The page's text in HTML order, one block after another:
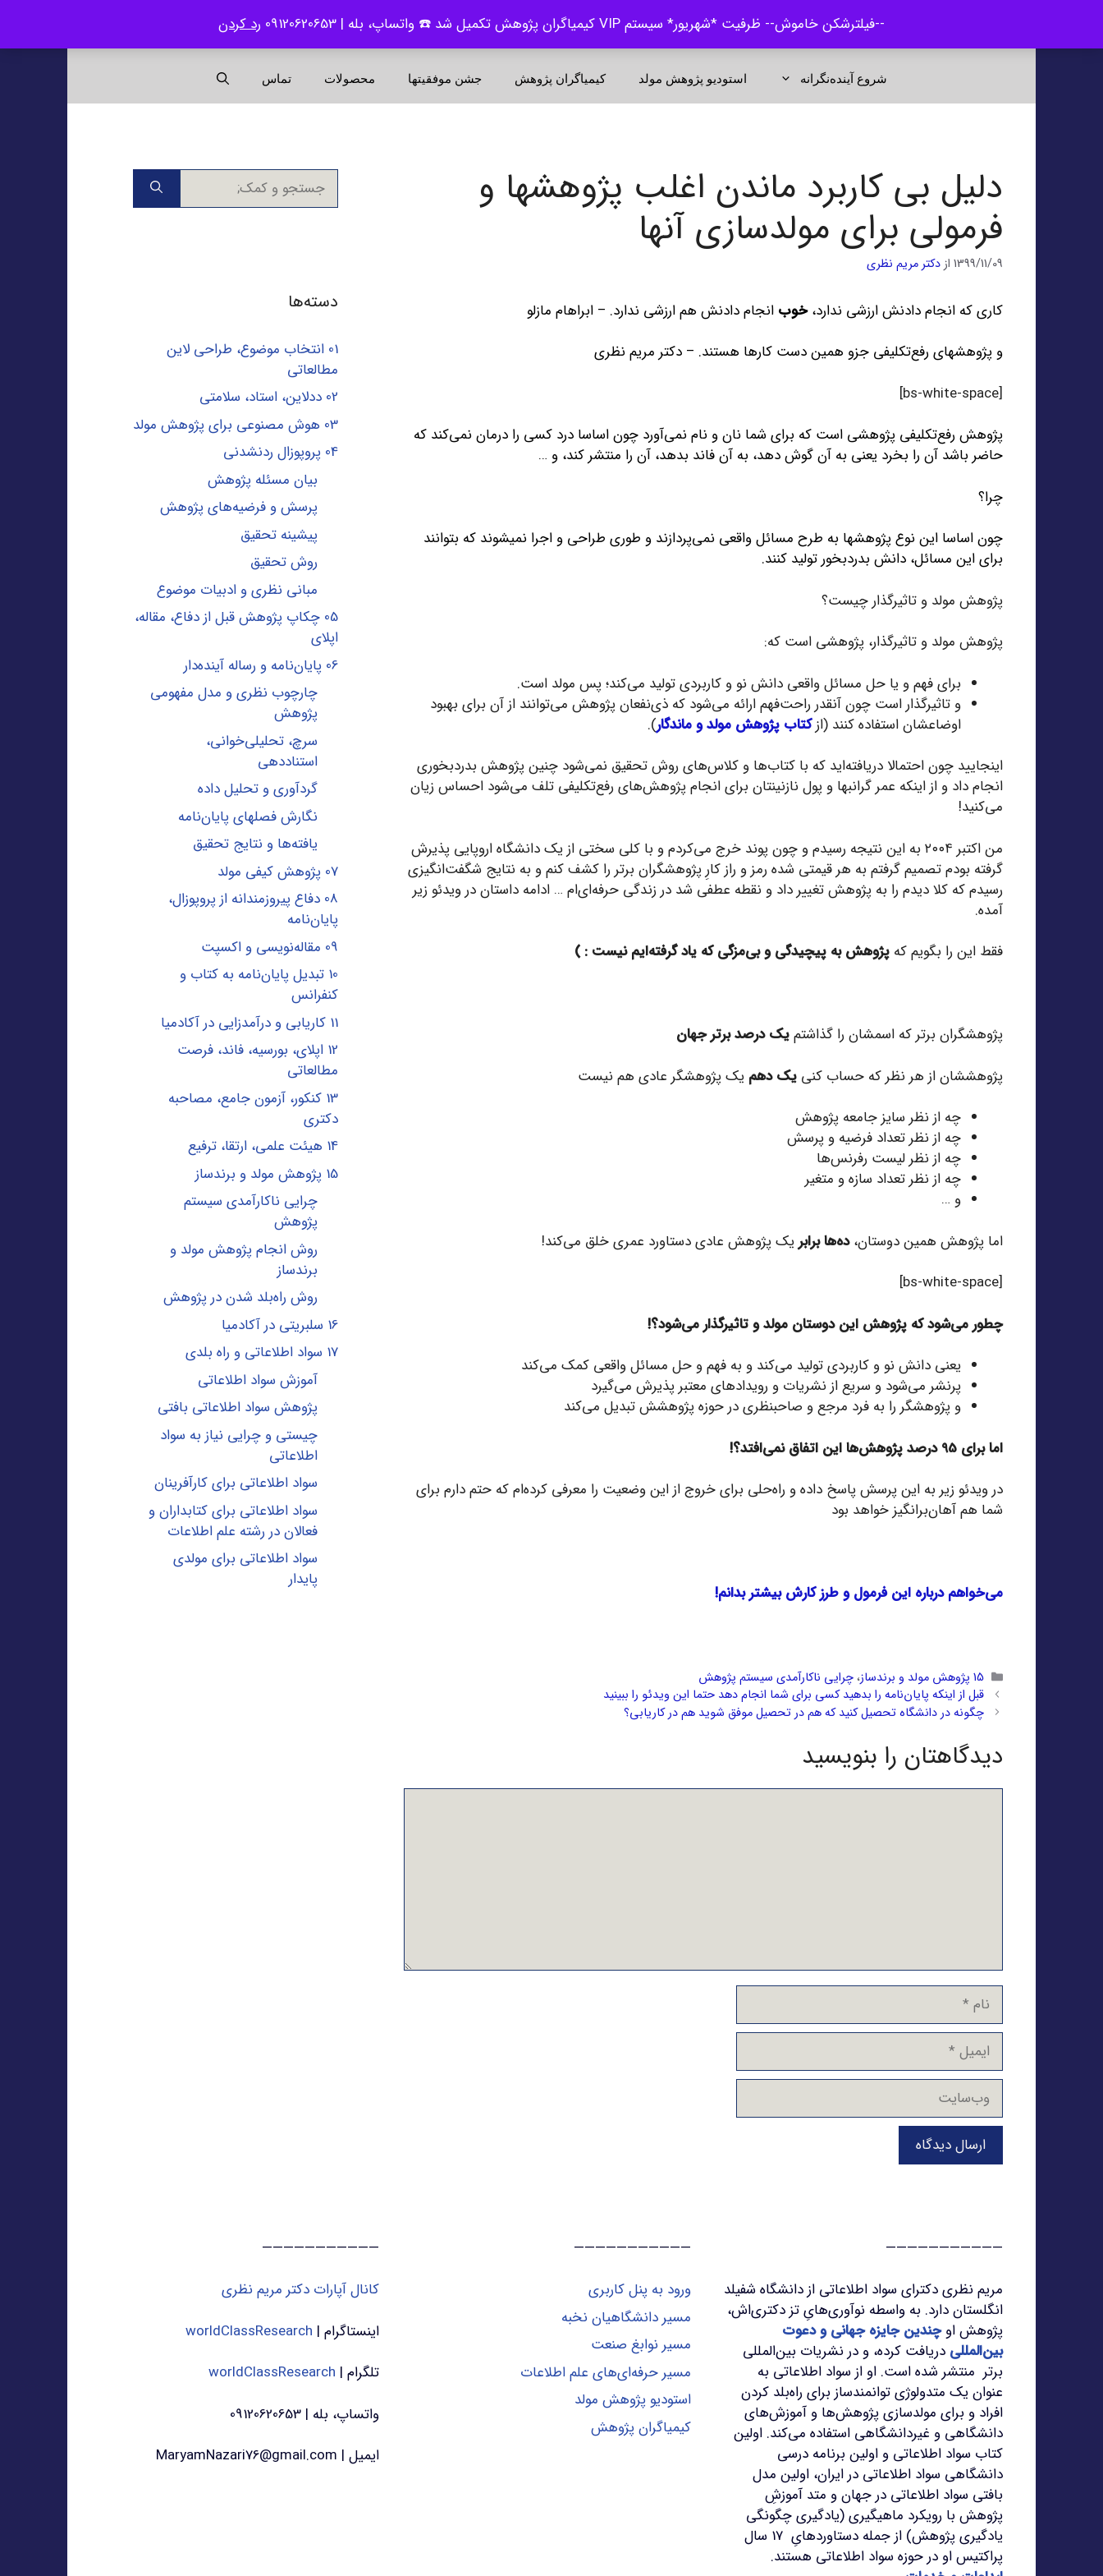
--فیلترشکن خاموش-- ظرفیت *شهریور* سیستم VIP کیمیاگران پژوهش تکمیل شد ☎️ واتساپ، بله | 09120620653 رد کردن
محتوا
شروع آینده‌نگرانه استودیو پژوهش مولد کیمیاگران پژوهش جشن موفقیتها محصولات تماس
دلیل بی کاربرد ماندن اغلب پژوهشها و
فرمولی برای مولدسازی آنها
1399/11/09 ازدکتر مریم نظری
کاری که انجام دادنش ارزشی ندارد،خوب انجام دادنش هم ارزشی ندارد. – ابراهام مازلو
و پژوهشهای رفع‌تکلیفی جزو همین دست کارها هستند. – دکتر مریم نظری
[bs-white-space]
پژوهش رفع‌تکلیفی پژوهشی است که برای شما نان و نام نمی‌آورد چون اساسا درد کسی را درمان نمی‌کند که
حاضر باشد آن را بخرد یعنی به آن گوش دهد، به آن فاند بدهد، آن را منتشر کند، و …
چرا؟
چون اساسا این نوع پژوهشها به طرح مسائل واقعی نمی‌پردازند و طوری طراحی و اجرا نمیشوند که بتوانند
برای این مسائل، دانش بدردبخور تولید کنند.
پژوهش مولد و تاثیرگذار چیست؟
پژوهش مولد و تاثیرگذار، پژوهشی است که:
برای فهم و یا حل مسائل واقعی دانش نو و کاربردی تولید می‌کند؛ پس مولد است.
و تاثیرگذار است چون آنقدر راحت‌فهم ارائه می‌شود که ذی‌نفعان پژوهش می‌توانند از آن برای بهبود
اوضاعشان استفاده کنند (ازکتاب پژوهش مولد و ماندگار).
اینجایید چون احتمالا دریافته‌اید که با کتاب‌ها و کلاس‌های روش تحقیق نمی‌شود چنین پژوهش بدردبخوری
انجام داد و از اینکه عمر گرانبها و پول نازنینتان برای انجام پژوهش‌های رفع‌تکلیفی تلف می‌شود احساس زیان
می‌کنید!
من اکتبر ۲۰۰۴ به این نتیجه رسیدم و چون پوند خرج می‌کردم و با کلی سختی از یک دانشگاه اروپایی پذیرش
گرفته بودم تصمیم گرفتم به هر قیمتی شده رمز و راز کارِ پژوهشگران برتر را کشف کنم و به نتایج شگفت‌انگیزی
رسیدم که کلا دیدم را به پژوهش تغییر داد و نقطه عطفی شد در زندگی حرفه‌ای‌ام … ادامه داستان در ویدئو زیر
آمده.
فقط این را بگویم که پژوهش به پیچیدگی و بی‌مزگی که یاد گرفته‌ایم نیست : )
پژوهشگران برتر که اسمشان را گذاشتمیک درصد برتر جهان
پژوهششان از هر نظر که حساب کنی یک دهم یک پژوهشگر عادی هم نیست
چه از نظر سایز جامعه پژوهش
چه از نظر تعداد فرضیه و پرسش
چه از نظر لیست رفرنس‌ها
چه از نظر تعداد سازه و متغیر
و …
اما پژوهش همین دوستان،ده‌ها برابریک پژوهش عادی دستاورد عمری خلق می‌کند!
[bs-white-space]
چطور می‌شود که پژوهش این دوستان مولد و تاثیرگذار می‌شود؟!
یعنی دانش نو و کاربردی تولید می‌کند و به فهم و حل مسائل واقعی کمک می‌‌کند
پرنشر می‌شود و سریع از نشریات و رویدادهای معتبر پذیرش می‌گیرد
و پژوهشگر را به فرد مرجع و صاحبنظری در حوزه پژوهشش تبدیل می‌کند
اما برای 95 درصد پژوهش‌ها این اتفاق نمی‌افتد؟
!
در ویدئو زیر به این پرسش پاسخ داده و راه‌حلی برای خروج از این وضعیت را معرفی کرده‌ام که حتم دارم برای
شما هم آهان‌برانگیز خواهد بود
می‌خواهم درباره این فرمول و طرز کارش بیشتر بدانم!
دسته‌ها
15 پژوهش مولد و برندساز ،چرایی ناکارآمدی سیستم پژوهش
قبل از اینکه پایان‌نامه را بدهید کسی برای شما انجام دهد حتما این ویدئو را ببینید
چگونه در دانشگاه تحصیل کنید که هم در تحصیل موفق شوید هم در کاریابی؟
دیدگاهتان را بنویسید
نام
ایمیل
وب‌سایت
برای:
دسته‌ها
01 انتخاب موضوع، طراحی لاین
مطالعاتی
02 ددلاین، استاد، سلامتی
03 هوش مصنوعی برای پژوهش مولد
04 پروپوزال ردنشدنی
بیان مسئله پژوهش
پرسش و فرضیه‌های پژوهش
پیشینه تحقیق
روش تحقیق
مبانی نظری و ادبیات موضوع
05 چکاپ پژوهش قبل از دفاع، مقاله،
اپلای
06 پایان‌نامه و رساله آینده‌دار
چارچوب نظری و مدل مفهومی
پژوهش
سرچ، تحلیلی‌خوانی،
استناددهی
گردآوری و تحلیل داده
نگارش فصلهای پایان‌نامه
یافته‌ها و نتایج تحقیق
07 پژوهش کیفی مولد
08 دفاع پیروزمندانه از پروپوزال،
پایان‌نامه
09 مقاله‌نویسی و اکسپت
10 تبدیل پایان‌نامه به کتاب و
کنفرانس
11 کاریابی و درآمدزایی در آکادمیا
12 اپلای، بورسیه، فاند، فرصت
مطالعاتی
13 کنکور، آزمون جامع، مصاحبه
دکتری
14 هیئت علمی، ارتقا، ترفیع
15 پژوهش مولد و برندساز
چرایی ناکارآمدی سیستم
پژوهش
روش انجام پژوهش مولد و
برندساز
روش راه‌بلد شدن در پژوهش
16 سلبریتی در آکادمیا
17 سواد اطلاعاتی و راه بلدی
آموزش سواد اطلاعاتی
پژوهش سواد اطلاعاتی بافتی
چیستی و چرایی نیاز به سواد
اطلاعاتی
سواد اطلاعاتی برای کارآفرینان
سواد اطلاعاتی برای کتابداران و
فعالان در رشته علم اطلاعات
سواد اطلاعاتی برای مولدی
پایدار
———————————
مریم نظری دکترای سواد اطلاعاتی از دانشگاه شفیلد
انگلستان دارد. به واسطه نوآوری‌هایِ تز دکتری‌اش،
پژوهش اوچندین جایزه جهانی و دعوت
بین‌المللی دریافت کرده، و در نشریات بین‌المللی
برتر منتشر شده است. او از سواد اطلاعاتی به
عنوان یک متدولوژی توانمندساز برای راه‌بلد کردن
افراد و برای مولدسازی پژوهش‌ها و آموزش‌های
دانشگاهی و غیردانشگاهی استفاده می‌کند. اولین
کتاب سواد اطلاعاتی و اولین برنامه درسی
دانشگاهی سواد اطلاعاتی در ایران، اولین مدل
بافتی سواد اطلاعاتی در جهان و متد آموزشِ
پژوهش با رویکرد ماهیگیری (یادگیری چگونگی
یادگیری پژوهش) از جمله دستاوردهایِ 17 سال
پراکتیس او در حوزه سواد اطلاعاتی هستند.
———————————
ورود به پنل کاربری
مسیر دانشگاهیان نخبه
مسیر نوابغ صنعت
مسیر حرفه‌ای‌های علم اطلاعات
استودیو پژوهش مولد
کیمیاگران پژوهش
———————————
کانال آپارات دکتر مریم نظری
اینستاگرام | worldClassResearch
تلگرام | worldClassResearch
واتساپ، بله | 09120620653
ایمیل | MaryamNazari76@gmail.com